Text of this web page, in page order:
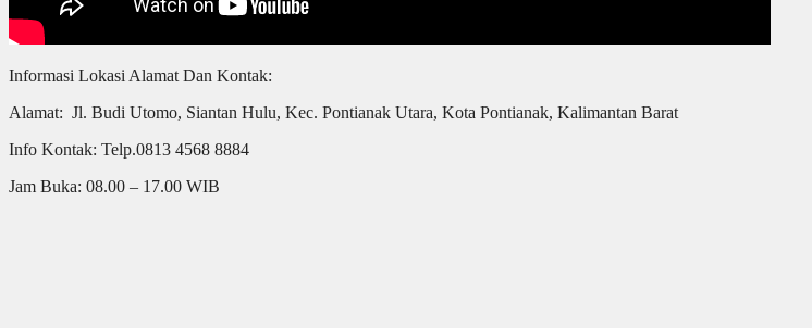
Informasi Lokasi Alamat Dan Kontak:
Alamat: Jl. Budi Utomo, Siantan Hulu, Kec. Pontianak Utara, Kota Pontianak, Kalimantan Barat
Info Kontak: Telp.0813 4568 8884
Jam Buka: 08.00 – 17.00 WIB